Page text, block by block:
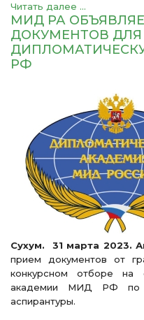
Читать далее ...
МИД РА
ДОКУМЕНТОВ
РФ
Сухум. 31 марта 2023.
прием документов от
конкурсном отборе на
академии МИД РФ по
аспирантуры.